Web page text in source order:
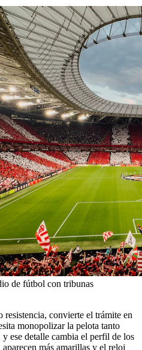
de fútbol con tribunas
resistencia, convierte el trámite en
monopolizar la pelota tanto
ese detalle cambia el perfil de los
más amarillas y el reloj